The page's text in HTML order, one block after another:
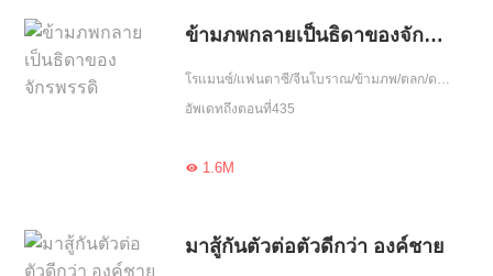
ข้ามภพกลายเป็นธิดาของจักรพรรดิ
โรแมนซ์/แฟนตาซี/จีนโบราณ/ข้ามภพ/ตลก/ดราม่า/ฮอต/โลกลึกลับ/ฝ่าอุปสรรค/สาวหวาน/แอ๊บแป๊ว/น่ารัก/ขี้งอแง/เอาแต่ใจ/อบรม
อัพเดทถึงตอนที่435
1.6M
มาสู้กันตัวต่อตัวดีกว่า องค์ชาย